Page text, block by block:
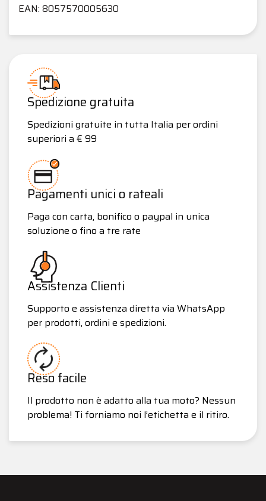
EAN: 8057570005630
Spedizione gratuita
Spedizioni gratuite in tutta Italia per ordini
superiori a € 99
Pagamenti unici o rateali
Paga con carta, bonifico o paypal in unica
soluzione o fino a tre rate
Assistenza Clienti
Supporto e assistenza diretta via WhatsApp
per prodotti, ordini e spedizioni.
Reso facile
Il prodotto non è adatto alla tua moto? Nessun
problema! Ti forniamo noi l’etichetta e il ritiro.